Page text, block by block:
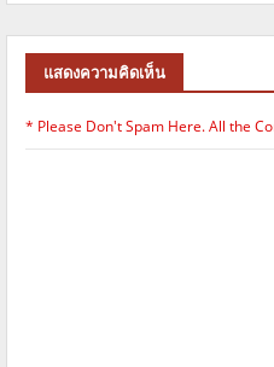
แสดงความคิดเห็น
* Please Don't Spam Here. All the